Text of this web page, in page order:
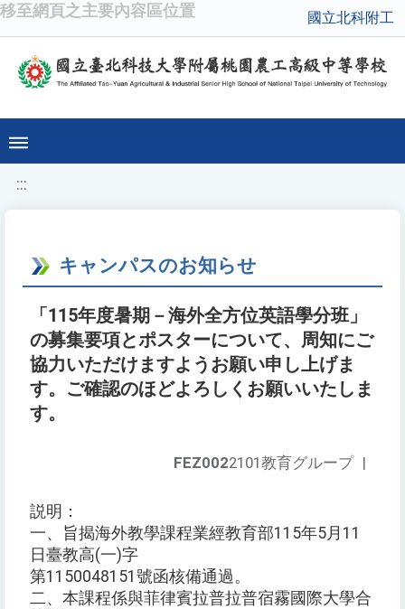
移至網頁之主要內容區位置 國立北科附工
:::
キャンパスのお知らせ
「115年度暑期－海外全方位英語學分班」
の募集要項とポスターについて、周知にご
協力いただけますようお願い申し上げま
す。ご確認のほどよろしくお願いいたしま
す。
FEZ0022101教育グループ |
説明：
一、旨揭海外教學課程業經教育部115年5月11
日臺教高(一)字
第1150048151號函核備通過。
二、本課程係與菲律賓拉普拉普宿霧國際大學合